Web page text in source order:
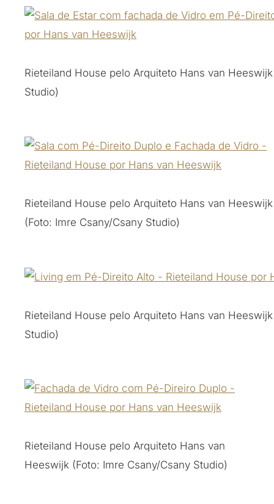
Rieteiland House pelo Arquiteto Hans van
Studio)
Rieteiland House pelo Arquiteto Hans van Heeswijk
(Foto: Imre Csany/Csany Studio)
Rieteiland House pelo Arquiteto Hans van
Studio)
Rieteiland House pelo Arquiteto Hans van
Heeswijk (Foto: Imre Csany/Csany Studio)